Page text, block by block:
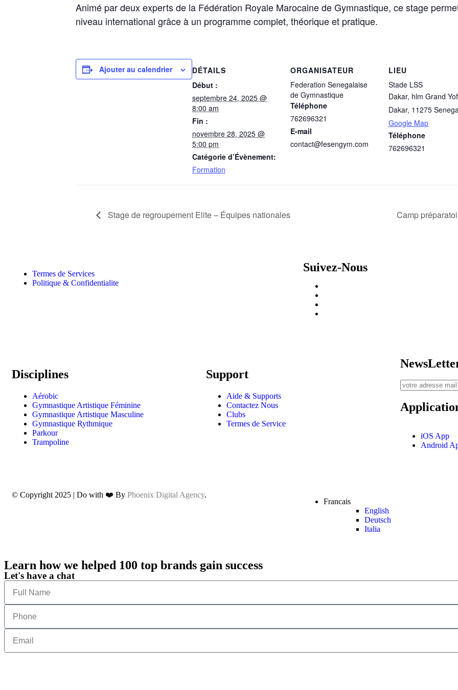
Animé par deux experts de la Fédération Royale Marocaine de Gymnastique, ce stage
niveau international grâce à un programme complet, théorique et pratique.
Ajouter au calendrier
DÉTAILS
Début :
septembre 24, 2025 @
8:00 am
Fin :
novembre 28, 2025 @
5:00 pm
Catégorie d’Évènement:
Formation
ORGANISATEUR
Federation Senegalaise
de Gymnastique
Téléphone
762696321
E-mail
contact@fesengym.com
LIEU
Stade LSS
Dakar, hlm Grand
Dakar, 11275
Google Map
Téléphone
762696321
Stage de regroupement Elite – Équipes nationales Camp
Termes de Services
Politique & Confidentialite
Suivez-Nous
Disciplines
Aérobic
Gymnastique Artistique Féminine
Gymnastique Artistique Masculine
Gymnastique Rythmique
Parkour
Trampoline
Support
Aide & Supports
Contactez Nous
Clubs
Termes de Service
iOS App
Android
© Copyright 2025 | Do with ❤️ By Phoenix Digital Agency.
Francais
English
Deutsch
Italia
Learn how we helped 100 top brands gain success
Let's have a chat